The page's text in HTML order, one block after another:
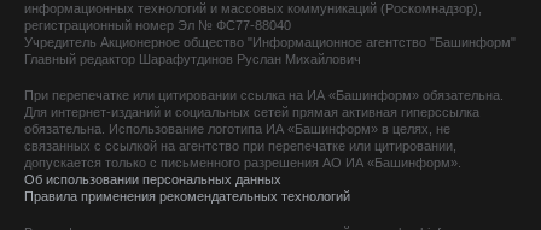
информационных технологий и массовых коммуникаций (Роскомнадзор),
регистрационный номер Эл № ФС77-88040
Учредитель Акционерное общество "Информационное агентство "Башинформ"
Главный редактор Шарафутдинов Руслан Михайлович
При перепечатке или цитировании ссылка на ИА «Башинформ» обязательна.
Для интернет-изданий и социальных сетей прямая активная гиперссылка
обязательна. Использование логотипа ИА «Башинформ» в целях, не
связанных с ссылкой на агентство при перепечатке или цитировании,
допускается только с письменного разрешения АО ИА «Башинформ».
Об использовании персональных данных
Правила применения рекомендательных технологий